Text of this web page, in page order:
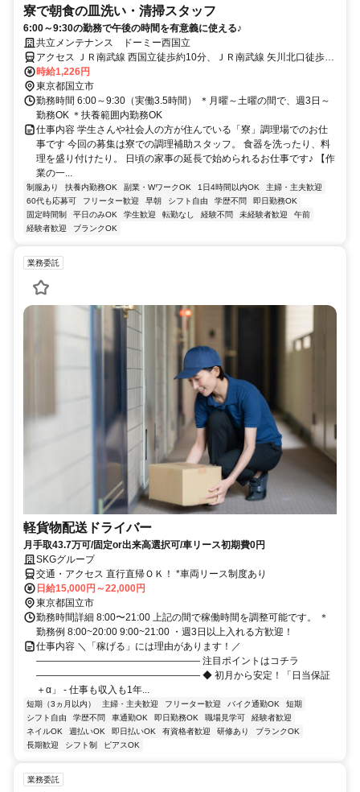
寮で朝食の皿洗い・清掃スタッフ
6:00～9:30の勤務で午後の時間を有意義に使える♪
共立メンテナンス ドーミー西国立
アクセス ＪＲ南武線 西国立徒歩約10分、ＪＲ南武線 矢川北口徒歩約
15分、ＪＲ中央本線 国立南口徒歩約20分
時給1,226円
東京都国立市
勤務時間 6:00～9:30（実働3.5時間） ＊月曜～土曜の間で、週3日～
勤務OK ＊扶養範囲内勤務OK
仕事内容 学生さんや社会人の方が住んでいる「寮」調理場でのお仕
事です 今回の募集は寮での調理補助スタッフ。 食器を洗ったり、料
理を盛り付けたり。 日頃の家事の延長で始められるお仕事です♪ 【作
業の一...
制服あり 扶養内勤務OK 副業・WワークOK 1日4時間以内OK
主婦・主夫歓迎
60代も応募可
フリーター歓迎 早朝 シフト自由 学歴不問
即日勤務OK
固定時間制
平日のみOK 学生歓迎 転勤なし 経験不問 未経験者歓迎
午前
経験者歓迎
ブランクOK
業務委託
軽貨物配送ドライバー
月手取43.7万可/固定or出来高選択可/車リース初期費0円
SKGグループ
交通・アクセス 直行直帰ＯＫ！ *車両リース制度あり
日給15,000円～22,000円
東京都国立市
勤務時間詳細 8:00〜21:00 上記の間で稼働時間を調整可能です。 ＊
勤務例 8:00~20:00 9:00~21:00 ・週3日以上入れる方歓迎！
仕事内容 ＼「稼げる」には理由があります！／
――――――――――――――――― 注目ポイントはコチラ
――――――――――――――――― ◆ 初月から安定！「日当保証
＋α」 - 仕事も収入も1年...
短期（3ヵ月以内） 主婦・主夫歓迎 フリーター歓迎 バイク通勤OK
短期
シフト自由
学歴不問 車通勤OK 即日勤務OK 職場見学可
経験者歓迎
ネイルOK
週払いOK 即日払いOK 有資格者歓迎 研修あり
ブランクOK
長期歓迎
シフト制 ピアスOK
業務委託